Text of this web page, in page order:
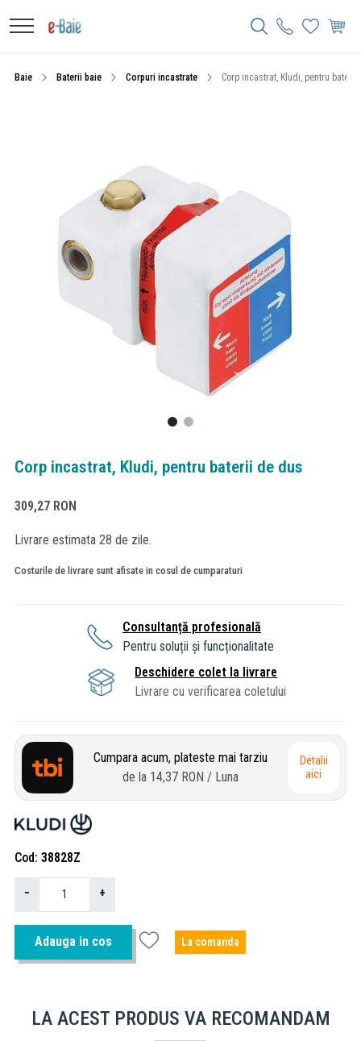
Baie Baterii baie Corpuri incastrate Corp incastrat, Kludi, pentru baterii
Corp incastrat, Kludi, pentru baterii de dus
309,27 RON
Livrare estimata 28 de zile.
Costurile de livrare sunt afisate in cosul de cumparaturi
Consultanță profesională
Pentru soluții și funcționalitate
Deschidere colet la livrare
Livrare cu verificarea coletului
Cumpara acum, plateste mai tarziu
de la 14,37 RON / Luna
Detalii
aici
Cod 38828Z
− +
Adauga in cos La comanda
LA ACEST PRODUS VA RECOMANDAM